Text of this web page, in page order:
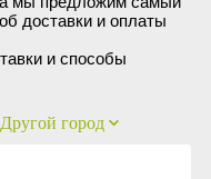
доставки и оплаты
и способы
Другой город